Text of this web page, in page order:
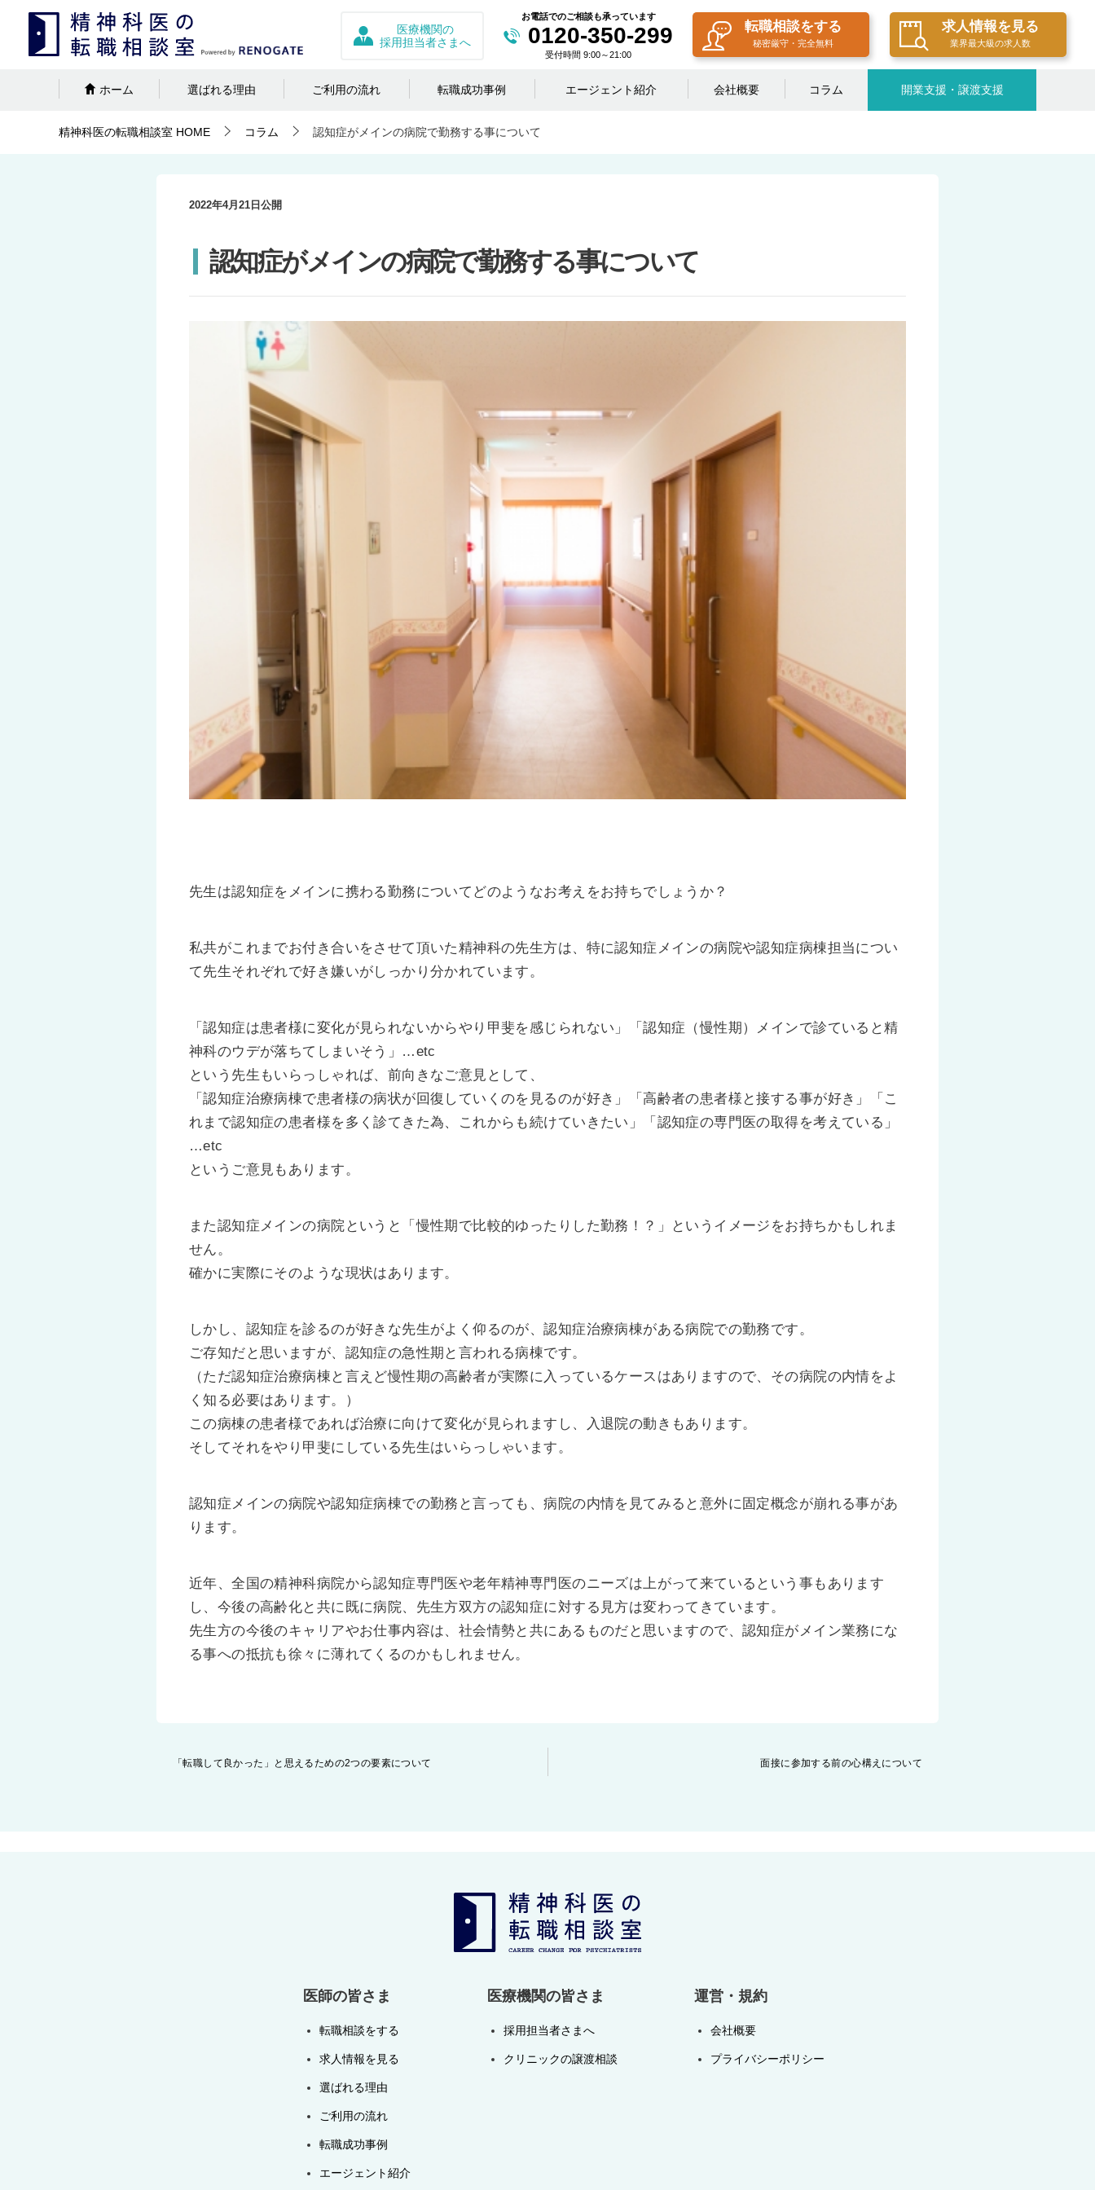
転職相談をする
秘密厳守・完全無料
求人情報を見る
業界最大級の求人数
お電話でのご相談も承っています
0120-350-299
受付時間 9:00～21:00
医療機関の
採用担当者さまへ
ホーム 選ばれる理由 ご利用の流れ 転職成功事例 エージェント紹介 会社概要 コラム 開業支援・譲渡支援
精神科医の転職相談室 HOME コラム 認知症がメインの病院で勤務する事について
2022年4月21日 公開
認知症がメインの病院で勤務する事について
先生は認知症をメインに携わる勤務についてどのようなお考えをお持ちでしょうか？
私共がこれまでお付き合いをさせて頂いた精神科の先生方は、特に認知症メインの病院や認知症病棟担当につい
て先生それぞれで好き嫌いがしっかり分かれています。
「認知症は患者様に変化が見られないからやり甲斐を感じられない」「認知症（慢性期）メインで診ていると精
神科のウデが落ちてしまいそう」…etc
という先生もいらっしゃれば、前向きなご意見として、
「認知症治療病棟で患者様の病状が回復していくのを見るのが好き」「高齢者の患者様と接する事が好き」「こ
れまで認知症の患者様を多く診てきた為、これからも続けていきたい」「認知症の専門医の取得を考えている」
…etc
というご意見もあります。
また認知症メインの病院というと「慢性期で比較的ゆったりした勤務！？」というイメージをお持ちかもしれま
せん。
確かに実際にそのような現状はあります。
しかし、認知症を診るのが好きな先生がよく仰るのが、認知症治療病棟がある病院での勤務です。
ご存知だと思いますが、認知症の急性期と言われる病棟です。
（ただ認知症治療病棟と言えど慢性期の高齢者が実際に入っているケースはありますので、その病院の内情をよ
く知る必要はあります。）
この病棟の患者様であれば治療に向けて変化が見られますし、入退院の動きもあります。
そしてそれをやり甲斐にしている先生はいらっしゃいます。
認知症メインの病院や認知症病棟での勤務と言っても、病院の内情を見てみると意外に固定概念が崩れる事があ
ります。
近年、全国の精神科病院から認知症専門医や老年精神専門医のニーズは上がって来ているという事もあります
し、今後の高齢化と共に既に病院、先生方双方の認知症に対する見方は変わってきています。
先生方の今後のキャリアやお仕事内容は、社会情勢と共にあるものだと思いますので、認知症がメイン業務にな
る事への抵抗も徐々に薄れてくるのかもしれません。
「転職して良かった」と思えるための2つの要素について 面接に参加する前の心構えについて
医師の皆さま
転職相談をする
求人情報を見る
選ばれる理由
ご利用の流れ
転職成功事例
エージェント紹介
医療機関の皆さま
採用担当者さまへ
クリニックの譲渡相談
運営・規約
会社概要
プライバシーポリシー